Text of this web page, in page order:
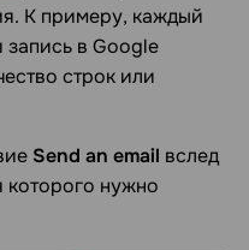
К примеру, каждый
запись в Google
строк или
Send an email вслед
которого нужно